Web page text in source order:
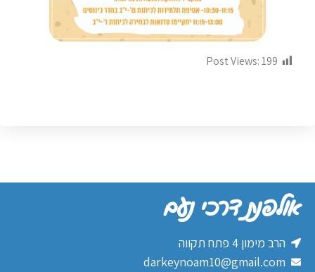
Post Views:199
אולפנת דרכי נעם
הרב מימון 4 פתח תקווה
darkeynoam10@gmail.com